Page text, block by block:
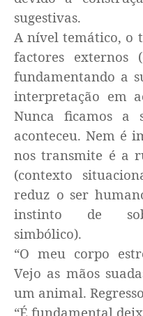
sugestivas.
A nível temático, o
factores externos
fundamentando a
interpretação em
Nunca ficamos a
aconteceu. Nem é
nos transmite é a
(contexto
reduz o ser
instinto de
simbólico).
“O meu corpo
Vejo as mãos
um animal.
“É fundamental